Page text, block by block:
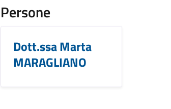
Persone
Dott.ssa Marta
MARAGLIANO